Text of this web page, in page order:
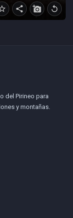
share add_a_photo replay
del Pirineo para
y montañas.